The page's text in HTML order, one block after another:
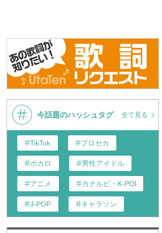
今話題のハッシュタグ 全て見る
TikTok プロセカ
ボカロ 男性アイドル
アニメ カナルビ・K-POP和訳
J-POP キャラソン